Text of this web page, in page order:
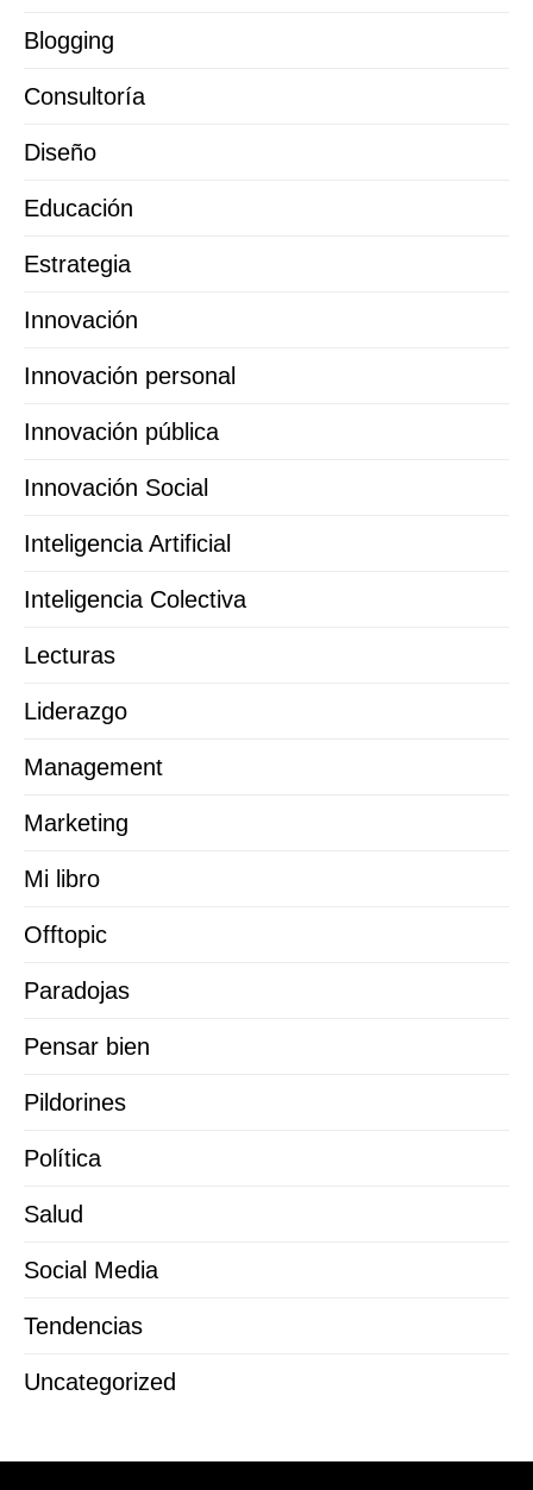
Blogging
Consultoría
Diseño
Educación
Estrategia
Innovación
Innovación personal
Innovación pública
Innovación Social
Inteligencia Artificial
Inteligencia Colectiva
Lecturas
Liderazgo
Management
Marketing
Mi libro
Offtopic
Paradojas
Pensar bien
Pildorines
Política
Salud
Social Media
Tendencias
Uncategorized